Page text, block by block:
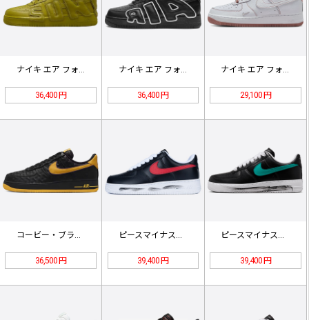
36,400 円 36,400 円 29,100 円
コービー・ブライアント × ナイキ …
36,500 円
ピースマイナスワン × ナイキ エア…
39,400 円
ピースマイナスワン × ナイキ エア…
39,400 円